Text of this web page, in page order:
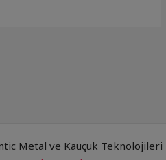
Metal ve Kauçuk Teknolojileri